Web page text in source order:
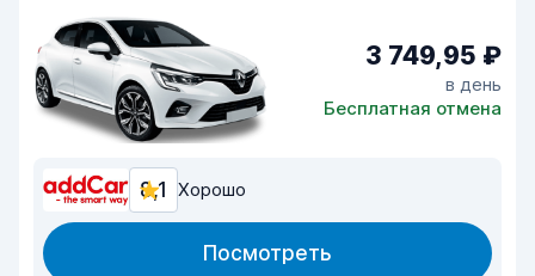
3 749,95 ₽
в день
Бесплатная отмена
8,1 Хорошо
Посмотреть